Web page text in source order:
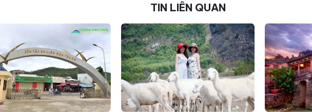
TIN LIÊN QUAN